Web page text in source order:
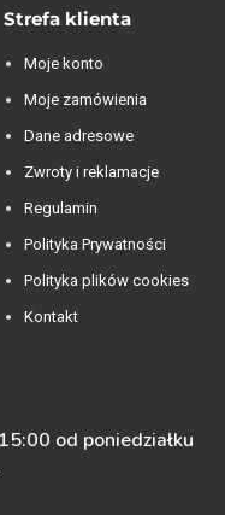
Strefa klienta
Moje konto
Moje zamówienia
Dane adresowe
Zwroty i reklamacje
Regulamin
Polityka Prywatności
Polityka plików cookies
Kontakt
od poniedziałku